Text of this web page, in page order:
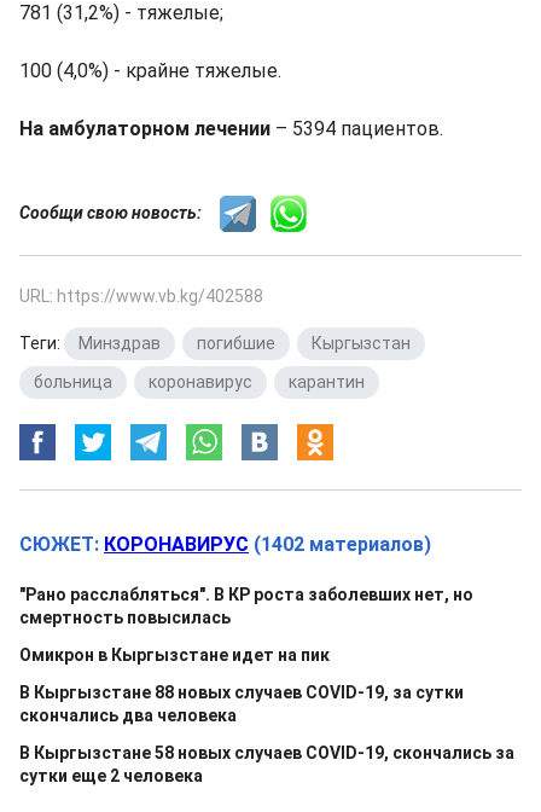
781 (31,2%) - тяжелые;
100 (4,0%) - крайне тяжелые.
На амбулаторном лечении – 5394 пациентов.
Сообщи свою новость:
URL: https://www.vb.kg/402588
Теги: Минздрав погибшие Кыргызстан
больница
коронавирус карантин
СЮЖЕТ: КОРОНАВИРУС (1402 материалов)
"Рано расслабляться". В КР роста заболевших нет, но
смертность повысилась
Омикрон в Кыргызстане идет на пик
В Кыргызстане 88 новых случаев COVID-19, за сутки
скончались два человека
В Кыргызстане 58 новых случаев COVID-19, скончались за
сутки еще 2 человека